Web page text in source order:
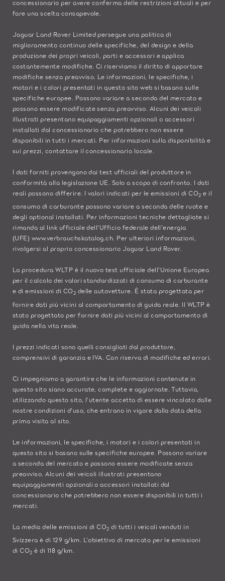
concessionario per avere conferma delle restrizioni attuali e per
fare una scelta consapevole.
Jaguar Land Rover Limited persegue una politica di
miglioramento continuo delle specifiche, del design e della
produzione dei propri veicoli, parti e accessori e applica
costantemente modifiche. Ci riserviamo il diritto di apportare
modifiche senza preavviso. Le informazioni, le specifiche, i
motori e i colori presentati in questo sito web si basano sulle
specifiche europee. Possono variare a seconda del mercato e
possono essere modificate senza preavviso. Alcuni dei veicoli
illustrati presentano equipaggiamenti opzionali o accessori
installati dal concessionario che potrebbero non essere
disponibili in tutti i mercati. Per informazioni sulla disponibilità e
sui prezzi, contattare il concessionario locale.
I dati forniti provengono dai test ufficiali del produttore in
conformità alla legislazione UE. Solo a scopo di confronto. I dati
reali possono differire. I valori indicati per le emissioni di CO2 e il
consumo di carburante possono variare a seconda delle ruote e
degli optional installati. Per informazioni tecniche dettagliate si
rimanda al link ufficiale dell'Ufficio federale dell'energia
(UFE) www.verbrauchskatalog.ch . Per ulteriori informazioni,
rivolgersi al proprio concessionario Jaguar Land Rover.
La procedura WLTP è il nuovo test ufficiale dell'Unione Europea
per il calcolo dei valori standardizzati di consumo di carburante
e di emissioni di CO2 delle autovetture. È stata progettata per
fornire dati più vicini al comportamento di guida reale. Il WLTP è
stato progettato per fornire dati più vicini al comportamento di
guida nella vita reale.
I prezzi indicati sono quelli consigliati dal produttore,
comprensivi di garanzia e IVA. Con riserva di modifiche ed errori.
Ci impegniamo a garantire che le informazioni contenute in
questo sito siano accurate, complete e aggiornate. Tuttavia,
utilizzando questo sito, l'utente accetta di essere vincolato dalle
nostre condizioni d'uso, che entrano in vigore dalla data della
prima visita al sito.
Le informazioni, le specifiche, i motori e i colori presentati in
questo sito si basano sulle specifiche europee. Possono variare
a seconda del mercato e possono essere modificate senza
preavviso. Alcuni dei veicoli illustrati presentano
equipaggiamenti opzionali o accessori installati dal
concessionario che potrebbero non essere disponibili in tutti i
mercati.
La media delle emissioni di CO2 di tutti i veicoli venduti in
Svizzera è di 129 g/km. L'obiettivo di mercato per le emissioni
di CO2 è di 118 g/km.